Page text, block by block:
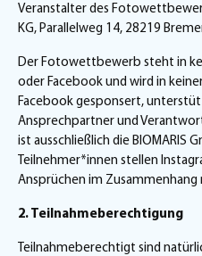
Veranstalter des
KG, Parallelweg 14, 28219
Der Fotowettbewerb steht in
oder Facebook und wird in
Facebook gesponsert,
Ansprechpartner und
ist ausschließlich die BIOMARIS
Teilnehmer*innen stellen
Ansprüchen im
2. Teilnahmeberechtigung
Teilnahmeberechtigt sind